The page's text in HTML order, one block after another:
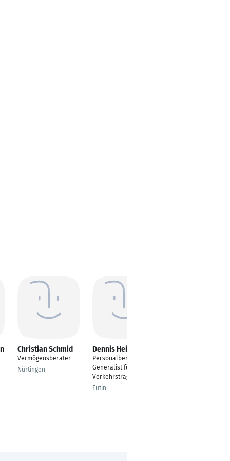
Christian Schmid
Vermögensberater
Nürtingen
Dennis Heine
Personalberater -
Generalist für alle
Verkehrsträger
Eutin